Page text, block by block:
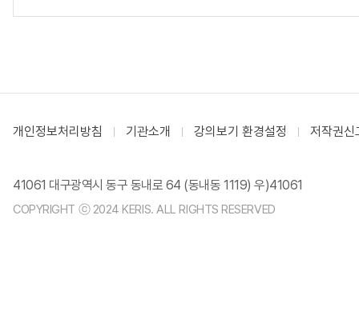
개인정보처리방침 기관소개 강의보기 환경설정 저작권신
41061 대구광역시 동구 동내로 64 (동내동 1119) 우)41061
COPYRIGHT ⓒ 2024 KERIS. ALL RIGHTS RESERVED